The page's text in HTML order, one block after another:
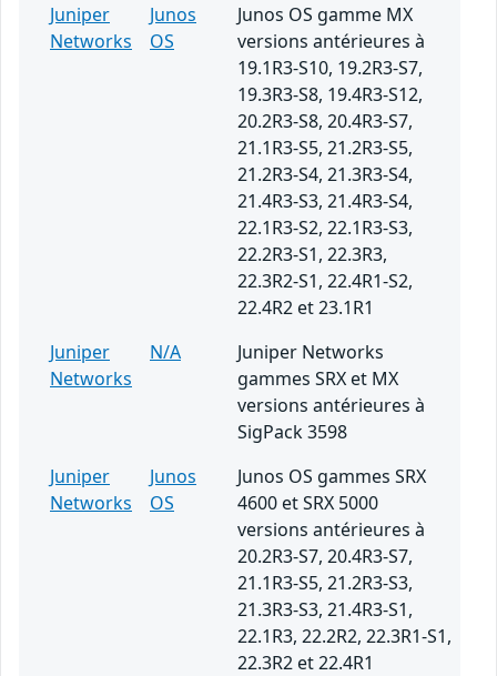
Juniper
Networks
Junos
OS
Junos OS gamme MX
versions antérieures à
19.1R3-S10, 19.2R3-S7,
19.3R3-S8, 19.4R3-S12,
20.2R3-S8, 20.4R3-S7,
21.1R3-S5, 21.2R3-S5,
21.2R3-S4, 21.3R3-S4,
21.4R3-S3, 21.4R3-S4,
22.1R3-S2, 22.1R3-S3,
22.2R3-S1, 22.3R3,
22.3R2-S1, 22.4R1-S2,
22.4R2 et 23.1R1
Juniper
Networks
N/A
Juniper Networks
gammes SRX et MX
versions antérieures à
SigPack 3598
Juniper
Networks
Junos
OS
Junos OS gammes SRX
4600 et SRX 5000
versions antérieures à
20.2R3-S7, 20.4R3-S7,
21.1R3-S5, 21.2R3-S3,
21.3R3-S3, 21.4R3-S1,
22.1R3, 22.2R2, 22.3R1-S1,
22.3R2 et 22.4R1